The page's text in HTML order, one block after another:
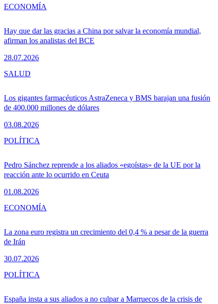
Hay que dar las gracias a China por salvar la economía mundial,
afirman los analistas del BCE
28.07.2026
ECONOMÍA
Los gigantes farmacéuticos AstraZeneca y BMS barajan una fusión
de 400.000 millones de dólares
03.08.2026
SALUD
Pedro Sánchez reprende a los aliados «egoístas» de la UE por la
reacción ante lo ocurrido en Ceuta
01.08.2026
POLÍTICA
La zona euro registra un crecimiento del 0,4 % a pesar de la guerra
de Irán
30.07.2026
ECONOMÍA
España insta a sus aliados a no culpar a Marruecos de la crisis de
POLÍTICA